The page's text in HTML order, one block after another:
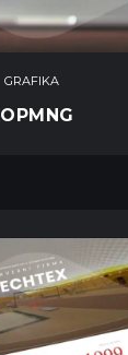
GRAFIKA
OPMNG